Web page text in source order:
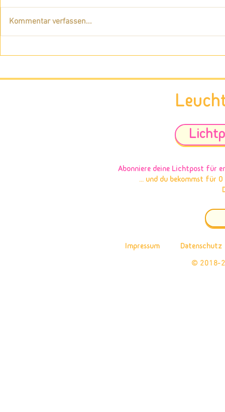
kannst
entwickelt
Kommentar verfassen...
Abonniere deine Lichtpost für
... und du bekommst für
Impressum Datenschutz
© 2018-